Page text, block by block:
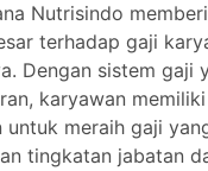
Nutrisindo
terhadap gaji
Dengan sistem gaji
karyawan memiliki
untuk meraih gaji
tingkatan jabatan